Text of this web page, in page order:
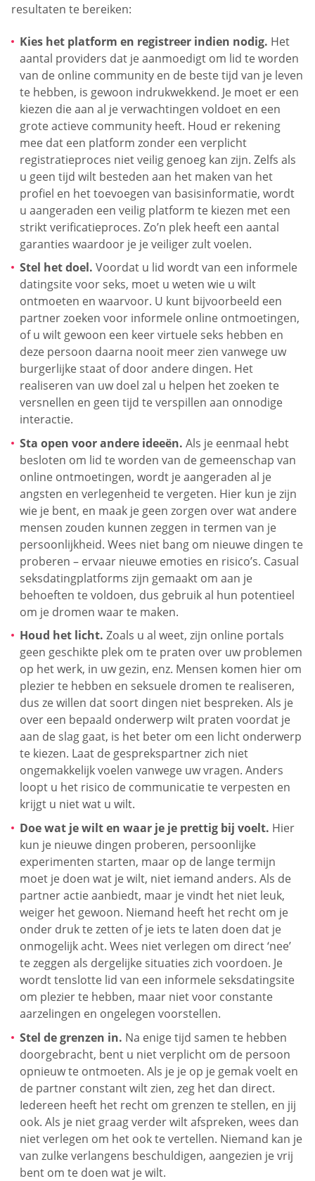
resultaten te bereiken:
Kies het platform en registreer indien nodig. Het
aantal providers dat je aanmoedigt om lid te worden
van de online community en de beste tijd van je leven
te hebben, is gewoon indrukwekkend. Je moet er een
kiezen die aan al je verwachtingen voldoet en een
grote actieve community heeft. Houd er rekening
mee dat een platform zonder een verplicht
registratieproces niet veilig genoeg kan zijn. Zelfs als
u geen tijd wilt besteden aan het maken van het
profiel en het toevoegen van basisinformatie, wordt
u aangeraden een veilig platform te kiezen met een
strikt verificatieproces. Zo’n plek heeft een aantal
garanties waardoor je je veiliger zult voelen.
Stel het doel. Voordat u lid wordt van een informele
datingsite voor seks, moet u weten wie u wilt
ontmoeten en waarvoor. U kunt bijvoorbeeld een
partner zoeken voor informele online ontmoetingen,
of u wilt gewoon een keer virtuele seks hebben en
deze persoon daarna nooit meer zien vanwege uw
burgerlijke staat of door andere dingen. Het
realiseren van uw doel zal u helpen het zoeken te
versnellen en geen tijd te verspillen aan onnodige
interactie.
Sta open voor andere ideeën. Als je eenmaal hebt
besloten om lid te worden van de gemeenschap van
online ontmoetingen, wordt je aangeraden al je
angsten en verlegenheid te vergeten. Hier kun je zijn
wie je bent, en maak je geen zorgen over wat andere
mensen zouden kunnen zeggen in termen van je
persoonlijkheid. Wees niet bang om nieuwe dingen te
proberen – ervaar nieuwe emoties en risico’s. Casual
seksdatingplatforms zijn gemaakt om aan je
behoeften te voldoen, dus gebruik al hun potentieel
om je dromen waar te maken.
Houd het licht. Zoals u al weet, zijn online portals
geen geschikte plek om te praten over uw problemen
op het werk, in uw gezin, enz. Mensen komen hier om
plezier te hebben en seksuele dromen te realiseren,
dus ze willen dat soort dingen niet bespreken. Als je
over een bepaald onderwerp wilt praten voordat je
aan de slag gaat, is het beter om een licht onderwerp
te kiezen. Laat de gesprekspartner zich niet
ongemakkelijk voelen vanwege uw vragen. Anders
loopt u het risico de communicatie te verpesten en
krijgt u niet wat u wilt.
Doe wat je wilt en waar je je prettig bij voelt. Hier
kun je nieuwe dingen proberen, persoonlijke
experimenten starten, maar op de lange termijn
moet je doen wat je wilt, niet iemand anders. Als de
partner actie aanbiedt, maar je vindt het niet leuk,
weiger het gewoon. Niemand heeft het recht om je
onder druk te zetten of je iets te laten doen dat je
onmogelijk acht. Wees niet verlegen om direct ‘nee’
te zeggen als dergelijke situaties zich voordoen. Je
wordt tenslotte lid van een informele seksdatingsite
om plezier te hebben, maar niet voor constante
aarzelingen en ongelegen voorstellen.
Stel de grenzen in. Na enige tijd samen te hebben
doorgebracht, bent u niet verplicht om de persoon
opnieuw te ontmoeten. Als je je op je gemak voelt en
de partner constant wilt zien, zeg het dan direct.
Iedereen heeft het recht om grenzen te stellen, en jij
ook. Als je niet graag verder wilt afspreken, wees dan
niet verlegen om het ook te vertellen. Niemand kan je
van zulke verlangens beschuldigen, aangezien je vrij
bent om te doen wat je wilt.